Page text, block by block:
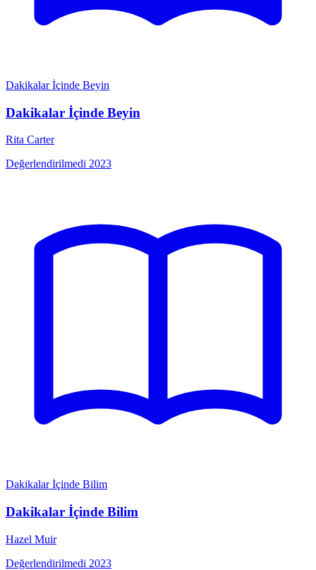
Dakikalar İçinde Beyin
Dakikalar İçinde Beyin
Rita Carter
Değerlendirilmedi 2023
Dakikalar İçinde Bilim
Dakikalar İçinde Bilim
Hazel Muir
Değerlendirilmedi 2023